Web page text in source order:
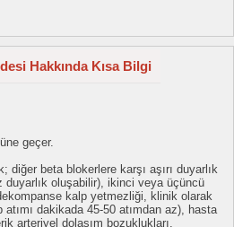
Hakkında Kısa Bilgi
geçer.
diğer beta blokerlere karşı aşırı duyarlık
duyarlık oluşabilir), ikinci veya üçüncü
kalp yetmezliği, klinik olarak
dakikada 45-50 atımdan az), hasta
arteriyel dolaşım bozuklukları,